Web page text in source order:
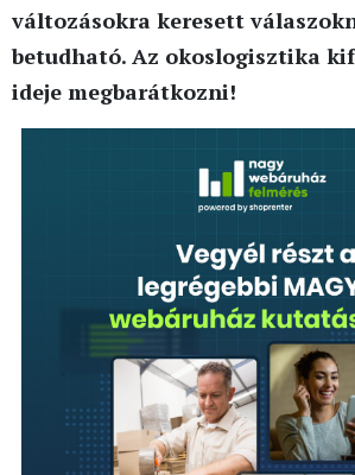
változásokra keresett
betudható. Az okoslogisztika
ideje megbarátkozni!